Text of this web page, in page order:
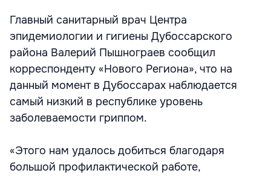
Главный санитарный врач Центра
эпидемиологии и гигиены Дубоссарского
района Валерий Пышнограев сообщил
корреспонденту «Нового Региона», что на
данный момент в Дубоссарах наблюдается
самый низкий в республике уровень
заболеваемости гриппом.
«Этого нам удалось добиться благодаря
большой профилактической работе,